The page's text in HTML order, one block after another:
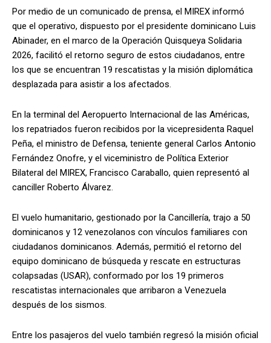
Por medio de un comunicado de prensa, el MIREX informó
que el operativo, dispuesto por el presidente dominicano Luis
Abinader, en el marco de la Operación Quisqueya Solidaria
2026, facilitó el retorno seguro de estos ciudadanos, entre
los que se encuentran 19 rescatistas y la misión diplomática
desplazada para asistir a los afectados.
En la terminal del Aeropuerto Internacional de las Américas,
los repatriados fueron recibidos por la vicepresidenta Raquel
Peña, el ministro de Defensa, teniente general Carlos Antonio
Fernández Onofre, y el viceministro de Política Exterior
Bilateral del MIREX, Francisco Caraballo, quien representó al
canciller Roberto Álvarez.
El vuelo humanitario, gestionado por la Cancillería, trajo a 50
dominicanos y 12 venezolanos con vínculos familiares con
ciudadanos dominicanos. Además, permitió el retorno del
equipo dominicano de búsqueda y rescate en estructuras
colapsadas (USAR), conformado por los 19 primeros
rescatistas internacionales que arribaron a Venezuela
después de los sismos.
Entre los pasajeros del vuelo también regresó la misión oficial